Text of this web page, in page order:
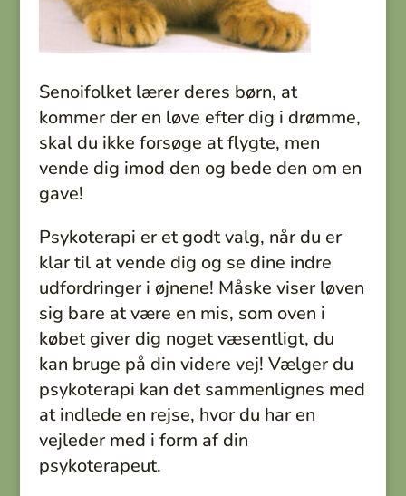
Senoifolket lærer deres børn, at
kommer der en løve efter dig i drømme,
skal du ikke forsøge at flygte, men
vende dig imod den og bede den om en
gave!
Psykoterapi er et godt valg, når du er
klar til at vende dig og se dine indre
udfordringer i øjnene! Måske viser løven
sig bare at være en mis, som oven i
købet giver dig noget væsentligt, du
kan bruge på din videre vej! Vælger du
psykoterapi kan det sammenlignes med
at indlede en rejse, hvor du har en
vejleder med i form af din
psykoterapeut.